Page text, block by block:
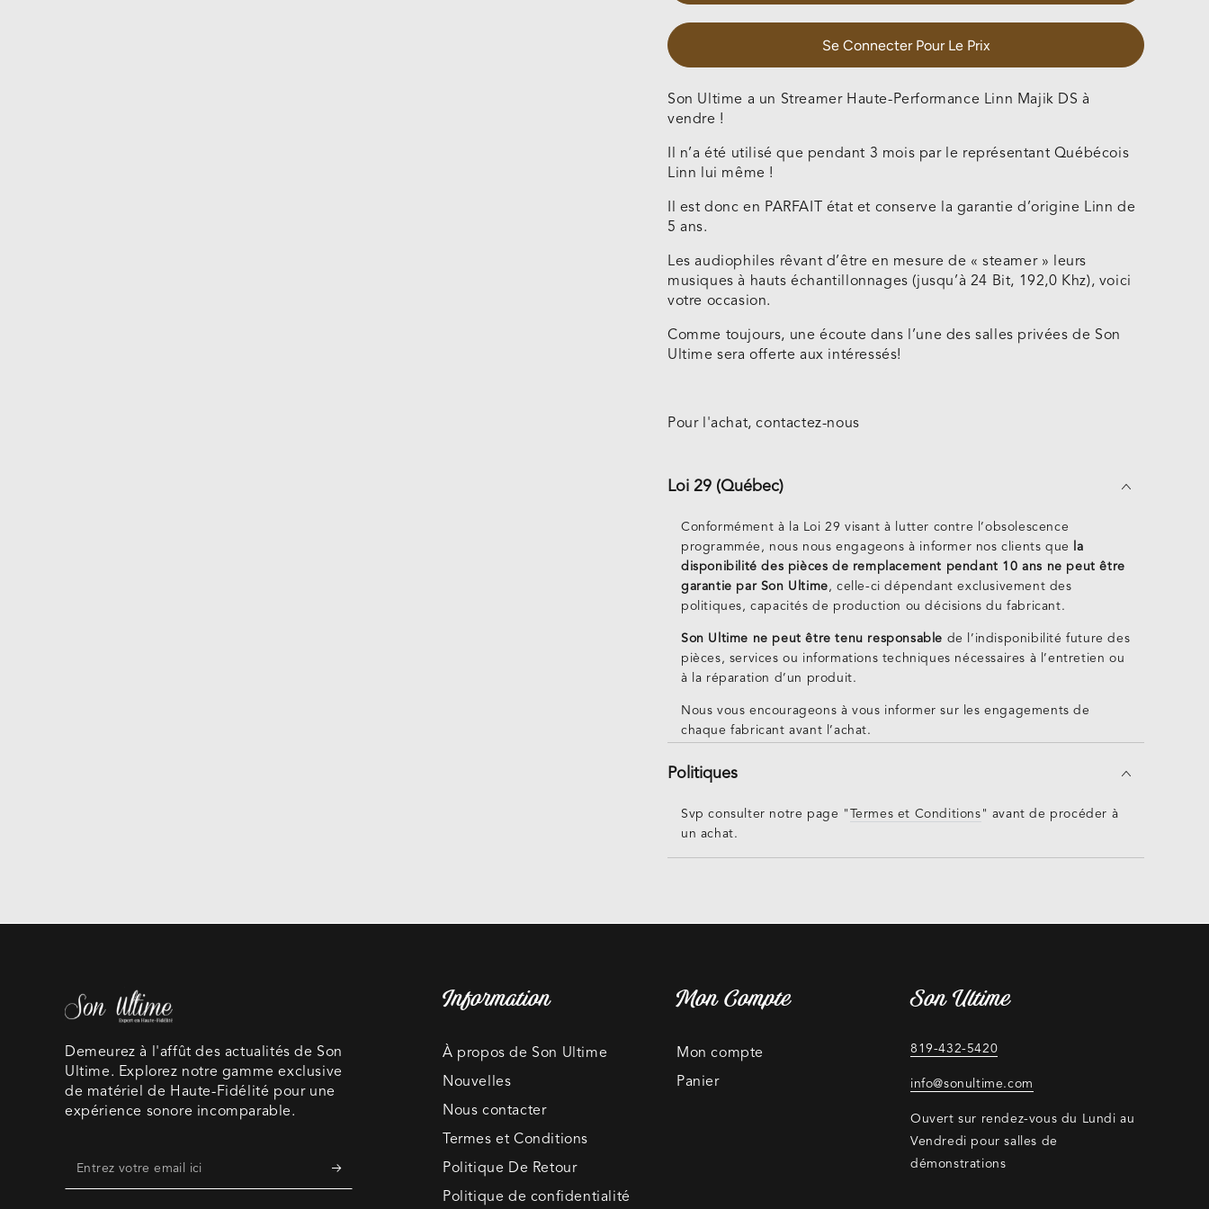
de
Majik
Noir
Vendue)
de
Majik
DS
Noir
Vendue)
Se Connecter Pour Le Prix
Son Ultime a un Streamer Haute-Performance Linn Majik DS à
vendre !
Il n’a été utilisé que pendant 3 mois par le représentant Québécois
Linn lui même !
Il est donc en PARFAIT état et conserve la garantie d’origine Linn de
5 ans.
Les audiophiles rêvant d’être en mesure de « steamer » leurs
musiques à hauts échantillonnages (jusqu’à 24 Bit, 192,0 Khz), voici
votre occasion.
Comme toujours, une écoute dans l’une des salles privées de Son
Ultime sera offerte aux intéressés!
Pour l'achat, contactez-nous
Loi 29 (Québec)
Conformément à la Loi 29 visant à lutter contre l’obsolescence
programmée, nous nous engageons à informer nos clients que
la
disponibilité des pièces de remplacement pendant 10 ans ne peut être
garantie par Son Ultime, celle-ci dépendant exclusivement des
politiques, capacités de production ou décisions du fabricant.
Son Ultime ne peut être tenu responsable de l’indisponibilité future des
pièces, services ou informations techniques nécessaires à l’entretien ou
à la réparation d’un produit.
Nous vous encourageons à vous informer sur les engagements de
chaque fabricant avant l’achat.
Politiques
Svp consulter notre page " Termes et Conditions " avant de procéder à
un achat.
Information
À propos de Son Ultime
Nouvelles
Nous contacter
Termes et Conditions
Politique De Retour
Politique de confidentialité
Mon Compte
Mon compte
Panier
Son Ultime
819-432-5420
info@sonultime.com
Ouvert sur rendez-vous du Lundi au
Vendredi pour salles de
démonstrations
Demeurez à l'affût des actualités de Son
Ultime. Explorez notre gamme exclusive
de matériel de Haute-Fidélité pour une
expérience sonore incomparable.
Entrez
votre